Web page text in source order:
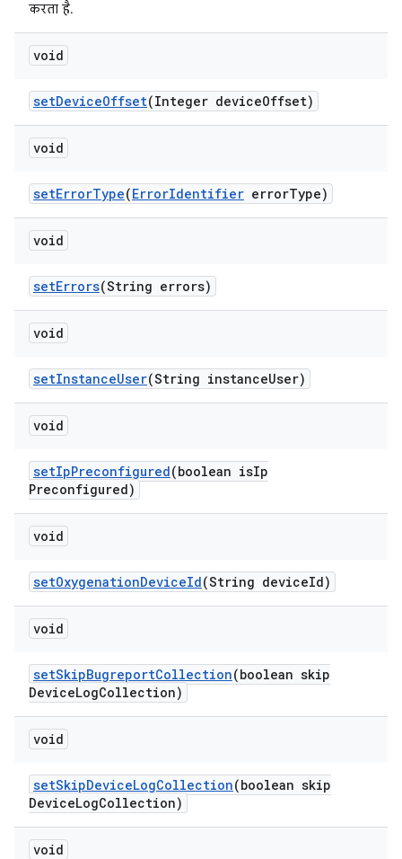
करता है.
void
setDeviceOffset(Integer deviceOffset)
void
setErrorType(ErrorIdentifier errorType)
void
setErrors(String errors)
void
setInstanceUser(String instanceUser)
void
setIpPreconfigured(boolean isIp
Preconfigured)
void
setOxygenationDeviceId(String deviceId)
void
setSkipBugreportCollection(boolean skip
DeviceLogCollection)
void
setSkipDeviceLogCollection(boolean skip
DeviceLogCollection)
void